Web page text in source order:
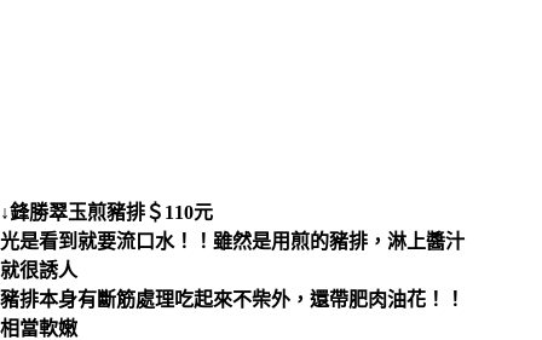
↓鋒勝翠玉煎豬排＄110元
光是看到就要流口水！！雖然是用煎的豬排，淋上醬汁
就很誘人
豬排本身有斷筋處理吃起來不柴外，還帶肥肉油花！！
相當軟嫩